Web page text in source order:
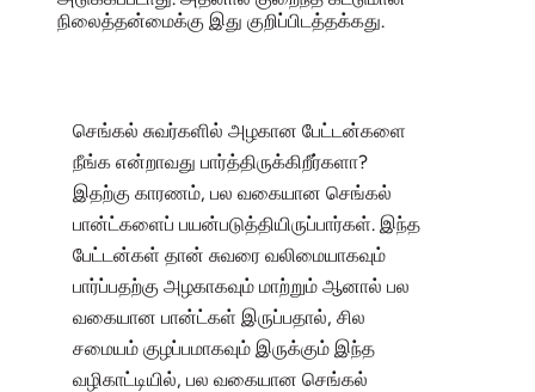
நிலைத்தன்மைக்கு இது குறிப்பிடத்தக்கது.
செங்கல் சுவர்களில் அழகான பேட்டன்களை
நீங்க என்றாவது பார்த்திருக்கிறீர்களா?
இதற்கு காரணம், பல வகையான செங்கல்
பான்ட்களைப் பயன்படுத்தியிருப்பார்கள். இந்த
பேட்டன்கள் தான் சுவரை வலிமையாகவும்
பார்ப்பதற்கு அழகாகவும் மாற்றும் ஆனால் பல
வகையான பான்ட்கள் இருப்பதால், சில
சமையம் குழப்பமாகவும் இருக்கும் இந்த
வழிகாட்டியில், பல வகையான செங்கல்